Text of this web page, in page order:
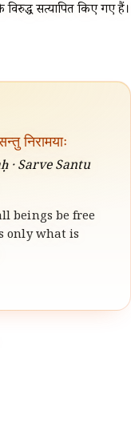
विरुद्ध सत्यापित किए गए हैं।
निरामयाः
· Sarve Santu
beings be free
only what is